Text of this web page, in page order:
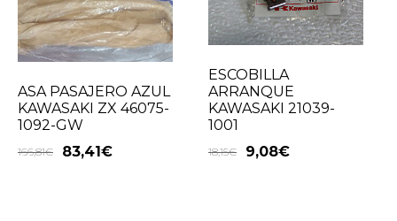
ASA PASAJERO AZUL
KAWASAKI ZX 46075-
1092-GW
166,81€ 83,41 €
ESCOBILLA
ARRANQUE
KAWASAKI 21039-
1001
18,15€ 9,08€